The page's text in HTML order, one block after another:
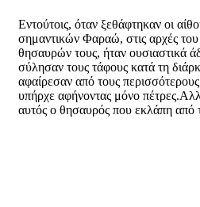
Εντούτοις, όταν ξεθάφτηκαν οι
σημαντικών Φαραώ, στις αρχές
θησαυρών τους, ήταν ουσιαστικά
σύλησαν τους τάφους κατά τη
αφαίρεσαν από τους
υπήρχε αφήνοντας μόνο
αυτός ο θησαυρός που εκλάπη